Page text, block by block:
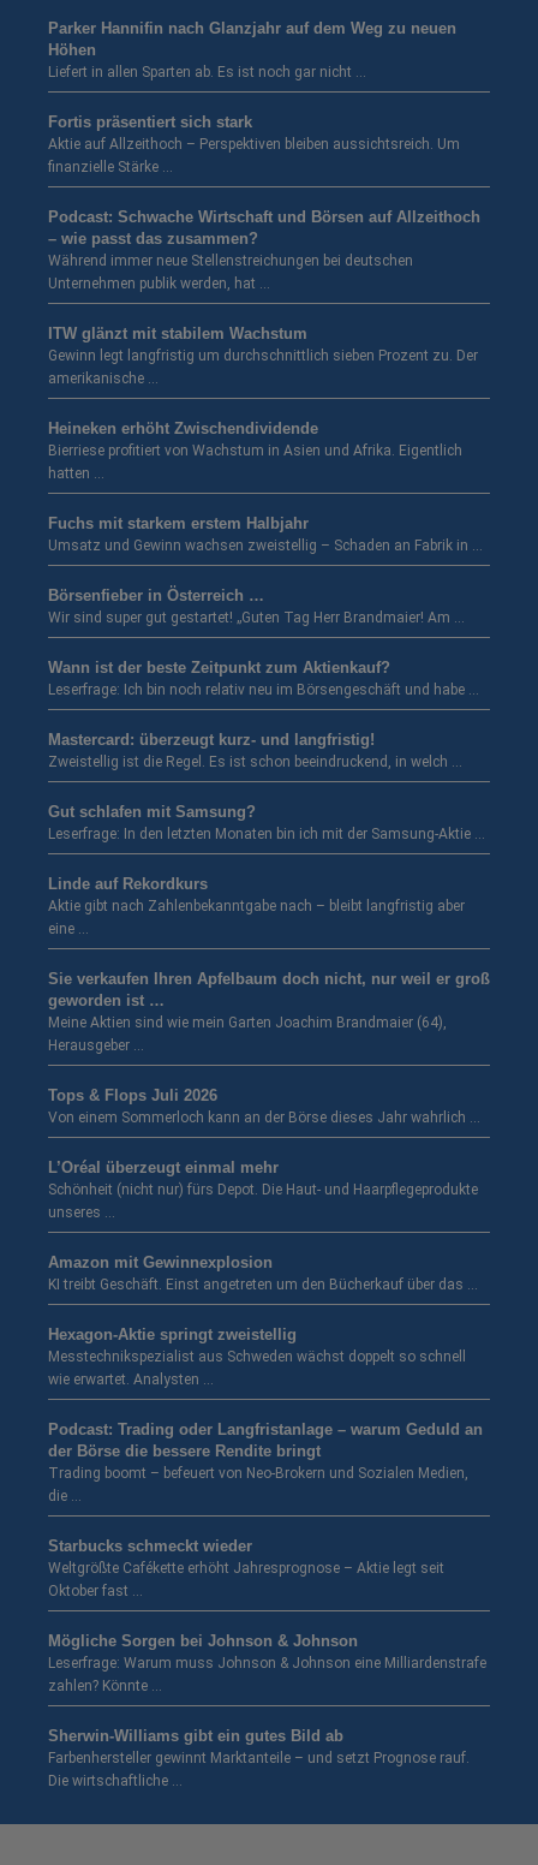
Parker Hannifin nach Glanzjahr auf dem Weg zu neuen
Höhen
Liefert in allen Sparten ab. Es ist noch gar nicht …
Fortis präsentiert sich stark
Aktie auf Allzeithoch – Perspektiven bleiben aussichtsreich. Um
finanzielle Stärke …
Podcast: Schwache Wirtschaft und Börsen auf Allzeithoch
– wie passt das zusammen?
Während immer neue Stellenstreichungen bei deutschen
Unternehmen publik werden, hat …
ITW glänzt mit stabilem Wachstum
Gewinn legt langfristig um durchschnittlich sieben Prozent zu. Der
amerikanische …
Heineken erhöht Zwischendividende
Bierriese profitiert von Wachstum in Asien und Afrika. Eigentlich
hatten …
Fuchs mit starkem erstem Halbjahr
Umsatz und Gewinn wachsen zweistellig – Schaden an Fabrik in …
Börsenfieber in Österreich …
Wir sind super gut gestartet! „Guten Tag Herr Brandmaier! Am …
Wann ist der beste Zeitpunkt zum Aktienkauf?
Leserfrage: Ich bin noch relativ neu im Börsengeschäft und habe …
Mastercard: überzeugt kurz- und langfristig!
Zweistellig ist die Regel. Es ist schon beeindruckend, in welch …
Gut schlafen mit Samsung?
Leserfrage: In den letzten Monaten bin ich mit der Samsung-Aktie …
Linde auf Rekordkurs
Aktie gibt nach Zahlenbekanntgabe nach – bleibt langfristig aber
eine …
Sie verkaufen Ihren Apfelbaum doch nicht, nur weil er groß
geworden ist …
Meine Aktien sind wie mein Garten Joachim Brandmaier (64),
Herausgeber …
Tops & Flops Juli 2026
Von einem Sommerloch kann an der Börse dieses Jahr wahrlich …
L’Oréal überzeugt einmal mehr
Schönheit (nicht nur) fürs Depot. Die Haut- und Haarpflegeprodukte
unseres …
Amazon mit Gewinnexplosion
KI treibt Geschäft. Einst angetreten um den Bücherkauf über das …
Hexagon-Aktie springt zweistellig
Messtechnikspezialist aus Schweden wächst doppelt so schnell
wie erwartet. Analysten …
Podcast: Trading oder Langfristanlage – warum Geduld an
der Börse die bessere Rendite bringt
Trading boomt – befeuert von Neo-Brokern und Sozialen Medien,
die …
Starbucks schmeckt wieder
Weltgrößte Cafékette erhöht Jahresprognose – Aktie legt seit
Oktober fast …
Mögliche Sorgen bei Johnson & Johnson
Leserfrage: Warum muss Johnson & Johnson eine Milliardenstrafe
zahlen? Könnte …
Sherwin-Williams gibt ein gutes Bild ab
Farbenhersteller gewinnt Marktanteile – und setzt Prognose rauf.
Die wirtschaftliche …